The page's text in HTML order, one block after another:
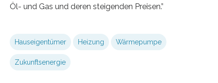
Öl- und Gas und deren steigenden Preisen.”
Hauseigentümer Heizung Wärmepumpe
Zukunftsenergie